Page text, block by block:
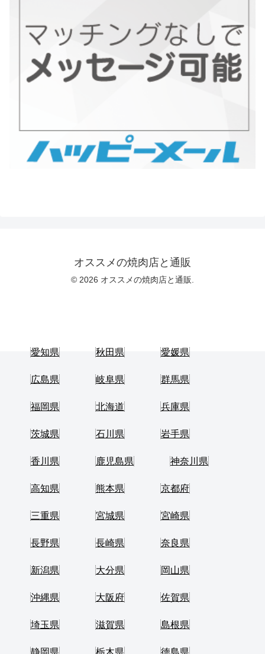
オススメの焼肉店と通販
© 2026 オススメの焼肉店と通販.
愛知県 秋田県 愛媛県
広島県 岐阜県 群馬県
福岡県 北海道 兵庫県
茨城県 石川県 岩手県
香川県 鹿児島県 神奈川県
高知県 熊本県 京都府
三重県 宮城県 宮崎県
長野県 長崎県 奈良県
新潟県 大分県 岡山県
沖縄県 大阪府 佐賀県
埼玉県 滋賀県 島根県
静岡県 栃木県 徳島県